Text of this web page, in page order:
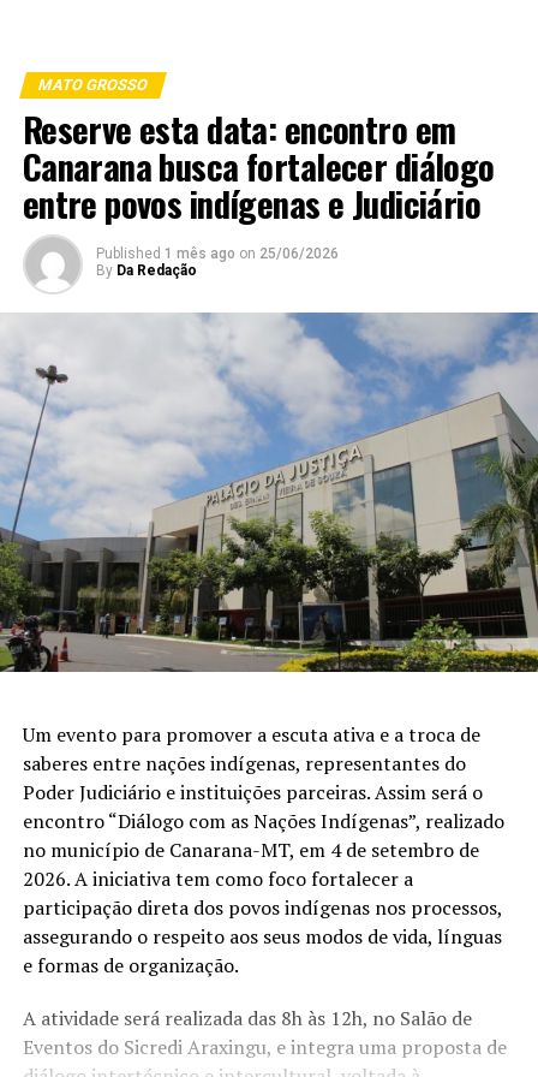
MATO GROSSO
Reserve esta data: encontro em
Canarana busca fortalecer diálogo
entre povos indígenas e Judiciário
Published 1 mês ago on 25/06/2026
By Da Redação
Um evento para promover a escuta ativa e a troca de
saberes entre nações indígenas, representantes do
Poder Judiciário e instituições parceiras. Assim será o
encontro “Diálogo com as Nações Indígenas”, realizado
no município de Canarana-MT, em 4 de setembro de
2026. A iniciativa tem como foco fortalecer a
participação direta dos povos indígenas nos processos,
assegurando o respeito aos seus modos de vida, línguas
e formas de organização.
A atividade será realizada das 8h às 12h, no Salão de
Eventos do Sicredi Araxingu, e integra uma proposta de